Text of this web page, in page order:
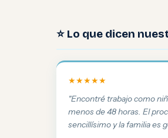
⭐ Lo que dicen
★★★★★
"Encontré trabajo como
menos de 48 horas. El
sencillísimo y la familia es